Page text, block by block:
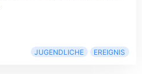
JUGENDLICHE EREIGNIS